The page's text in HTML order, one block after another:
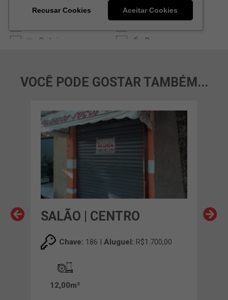
VOCÊ PODE GOSTAR TAMBÉM...
SALÃO | CENTRO
Chave: 186 | Aluguel: R$1.700,00
12,00m²